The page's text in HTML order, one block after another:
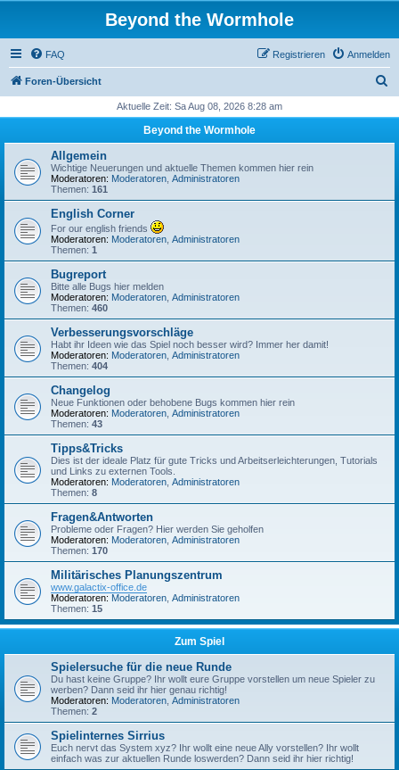
Beyond the Wormhole
FAQ Anmelden
Registrieren
Foren-Übersicht
h
Aktuelle Zeit: Sa Aug 08, 2026 8:28 am
Beyond the Wormhole
Allgemein
Wichtige Neuerungen und aktuelle Themen kommen hier rein
Moderatoren: Moderatoren Administratoren
Themen: 161
English Corner
For our english friends
Moderatoren: Moderatoren Administratoren
Themen: 1
Bugreport
Bitte alle Bugs hier melden
Moderatoren: Moderatoren Administratoren
Themen: 460
Verbesserungsvorschläge
Habt ihr Ideen wie das Spiel noch besser wird? Immer her damit!
Moderatoren: Moderatoren Administratoren
Themen: 404
Changelog
Neue Funktionen oder behobene Bugs kommen hier rein
Moderatoren: Moderatoren Administratoren
Themen: 43
Tipps&Tricks
Dies ist der ideale Platz für gute Tricks und Arbeitserleichterungen, Tutorials
und Links zu externen Tools.
Moderatoren: Moderatoren Administratoren
Themen: 8
Fragen&Antworten
Probleme oder Fragen? Hier werden Sie geholfen
Moderatoren: Moderatoren Administratoren
Themen: 170
Militärisches Planungszentrum
www.galactix-office.de
Moderatoren: Moderatoren Administratoren
Themen: 15
Zum Spiel
Spielersuche für die neue Runde
Du hast keine Gruppe? Ihr wollt eure Gruppe vorstellen um neue Spieler zu
werben? Dann seid ihr hier genau richtig!
Moderatoren: Moderatoren Administratoren
Themen: 2
Spielinternes Sirrius
Euch nervt das System xyz? Ihr wollt eine neue Ally vorstellen? Ihr wollt
einfach was zur aktuellen Runde loswerden? Dann seid ihr hier richtig!